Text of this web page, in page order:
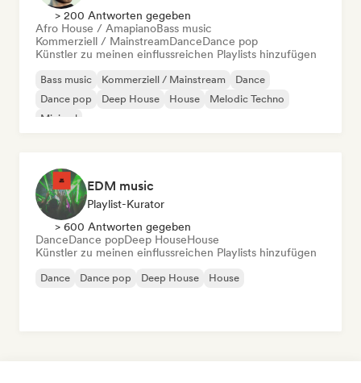
> 200 Antworten gegeben
Afro House / AmapianoBass music
Kommerziell / MainstreamDanceDance pop
Künstler zu meinen einflussreichen Playlists hinzufügen
Bass music Kommerziell / Mainstream
Dance
Dance pop
Deep House House
Melodic Techno
Minimal
EDM music
Playlist-Kurator
> 600 Antworten gegeben
DanceDance popDeep HouseHouse
Künstler zu meinen einflussreichen Playlists hinzufügen
Dance Dance pop Deep House House